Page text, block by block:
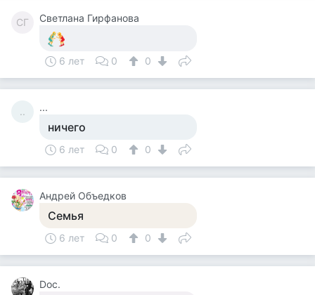
СГ Светлана Гирфанова
6 лет 0 0
.. ...
ничего
6 лет 0 0
Андрей Объедков
Семья
6 лет 0 0
Doc.